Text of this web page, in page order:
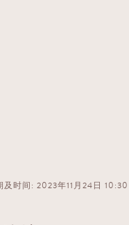
及时间: 2023年11月24日